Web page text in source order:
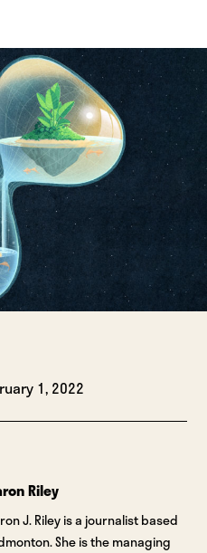
1, 2022
Riley
J. Riley is a journalist based
She is the managing